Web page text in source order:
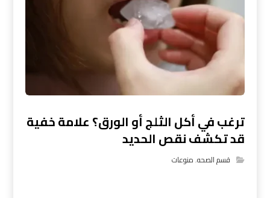
ترغب في أكل الثلج أو الورق؟ علامة خفية
قد تكشف نقص الحديد
قسم الصحه,منوعات